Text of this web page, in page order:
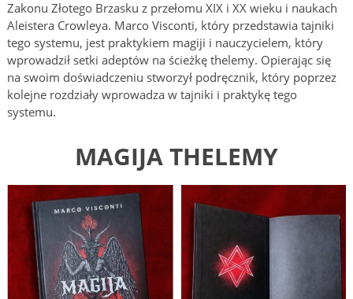
Zakonu Złotego Brzasku z przełomu XIX i XX wieku i naukach
Aleistera Crowleya. Marco Visconti, który przedstawia tajniki
tego systemu, jest praktykiem magiji i nauczycielem, który
wprowadził setki adeptów na ścieżkę thelemy. Opierając się
na swoim doświadczeniu stworzył podręcznik, który poprzez
kolejne rozdziały wprowadza w tajniki i praktykę tego
systemu.
MAGIJA THELEMY